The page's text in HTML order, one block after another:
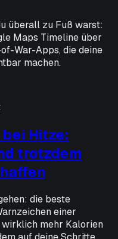
überall zu Fuß warst:
Maps Timeline über
War-Apps, die deine
machen.
Hitze:
trotzdem
die beste
einer
mehr Kalorien